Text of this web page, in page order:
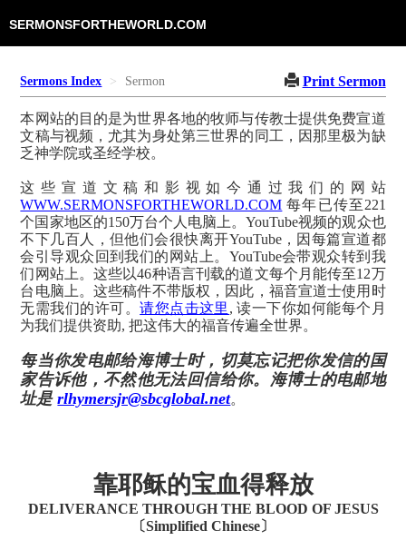
SERMONSFORTHEWORLD.COM
Sermons Index Sermon Print Sermon
本网站的目的是为世界各地的牧师与传教士提供免费宣道
文稿与视频，尤其为身处第三世界的同工，因那里极为缺
乏神学院或圣经学校。
这些宣道文稿和影视如今通过我们的网站
WWW.SERMONSFORTHEWORLD.COM 每年已传至221
个国家地区的150万台个人电脑上。YouTube视频的观众也
不下几百人，但他们会很快离开YouTube，因每篇宣道都
会引导观众回到我们的网站上。YouTube会带观众转到我
们网站上。这些以46种语言刊载的道文每个月能传至12万
台电脑上。这些稿件不带版权，因此，福音宣道士使用时
无需我们的许可。请您点击这里 , 读一下你如何能每个月
为我们提供资助, 把这伟大的福音传遍全世界。
每当你发电邮给海博士时，切莫忘记把你发信的国
家告诉他，不然他无法回信给你。海博士的电邮地
址是rlhymersjr@sbcglobal.net。
靠耶稣的宝血得释放
DELIVERANCE THROUGH THE BLOOD OF JESUS
〔Simplified Chinese〕